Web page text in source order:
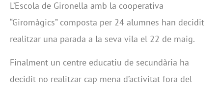
L’Escola de Gironella amb la cooperativa
“Giromàgics” composta per 24 alumnes han decidit
realitzar una parada a la seva vila el 22 de maig.
Finalment un centre educatiu de secundària ha
decidit no realitzar cap mena d’activitat fora del